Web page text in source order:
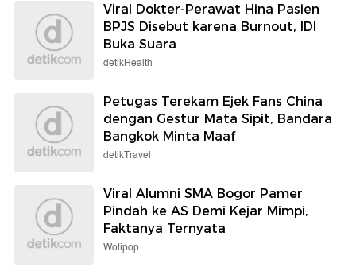
Viral Dokter-Perawat Hina Pasien
BPJS Disebut karena Burnout, IDI
Buka Suara
detikHealth
Petugas Terekam Ejek Fans China
dengan Gestur Mata Sipit, Bandara
Bangkok Minta Maaf
detikTravel
Viral Alumni SMA Bogor Pamer
Pindah ke AS Demi Kejar Mimpi,
Faktanya Ternyata
Wolipop